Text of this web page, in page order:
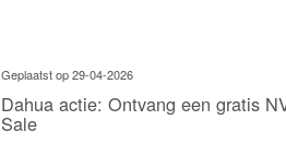
Geplaatst op 29-04-2026
Dahua actie: Ontvang een gratis
Sale